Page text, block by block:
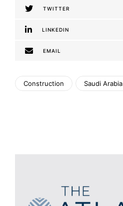
TWITTER
LINKEDIN
EMAIL
Construction Saudi Arabia